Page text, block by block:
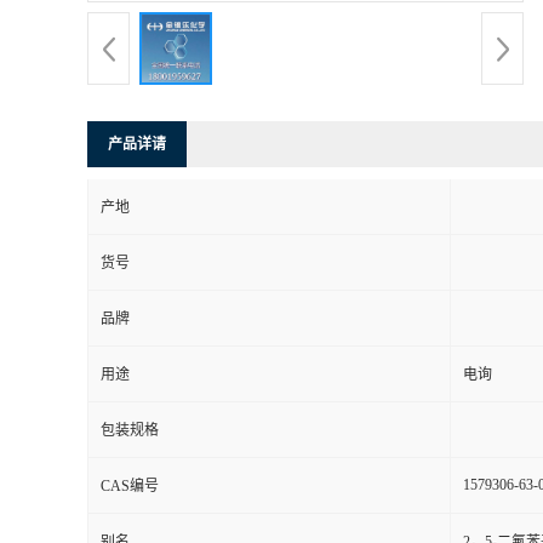
产品详请
产地
货号
品牌
用途 电询
包装规格
CAS编号 1579306-63-